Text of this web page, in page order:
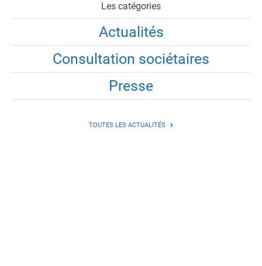
Les catégories
Actualités
Consultation sociétaires
Presse
TOUTES LES ACTUALITÉS